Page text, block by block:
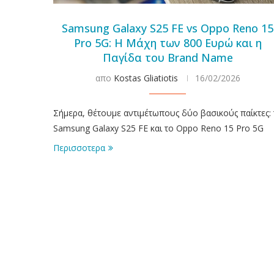
Samsung Galaxy S25 FE vs Oppo Reno 15
Pro 5G: Η Μάχη των 800 Ευρώ και η
Παγίδα του Brand Name
απο Kostas Gliatiotis 16/02/2026
Σήμερα, θέτουμε αντιμέτωπους δύο βασικούς παίκτες:
Samsung Galaxy S25 FE και το Oppo Reno 15 Pro 5G
Περισσοτερα